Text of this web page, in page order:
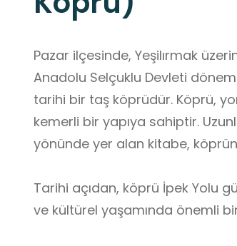
Pazar ilçesinde, Yeşilırmak
Anadolu Selçuklu Devleti
tarihi bir taş köprüdür. Köprü,
kemerli bir yapıya sahiptir.
yönünde yer alan kitabe,
Tarihi açıdan, köprü İpek Yolu
ve kültürel yaşamında önemli